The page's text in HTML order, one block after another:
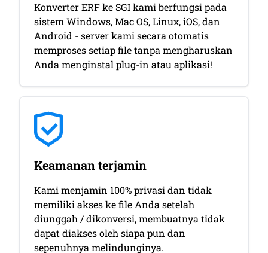
Konverter ERF ke SGI kami berfungsi pada
sistem Windows, Mac OS, Linux, iOS, dan
Android - server kami secara otomatis
memproses setiap file tanpa mengharuskan
Anda menginstal plug-in atau aplikasi!
Keamanan terjamin
Kami menjamin 100% privasi dan tidak
memiliki akses ke file Anda setelah
diunggah / dikonversi, membuatnya tidak
dapat diakses oleh siapa pun dan
sepenuhnya melindunginya.